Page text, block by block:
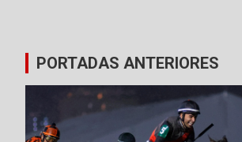
PORTADAS ANTERIORES